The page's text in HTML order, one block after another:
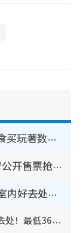
【8月生日优惠2026】全港85大食买玩著数攻略 自助餐/火锅放题同行免费＋诚品/DONKI送现金券
人夫集团｜Klook套票/优先订票/公开售票抢票攻略！附票价.购票连结.场地座位表
香港室内好去处︱逾35大够冷气室内好去处推荐 室内活动免费避雨无惧下雨
KTV推荐2026︱全港13大卡拉OK好去处！最低36元起 日语歌都有！(附地址+收费详情)